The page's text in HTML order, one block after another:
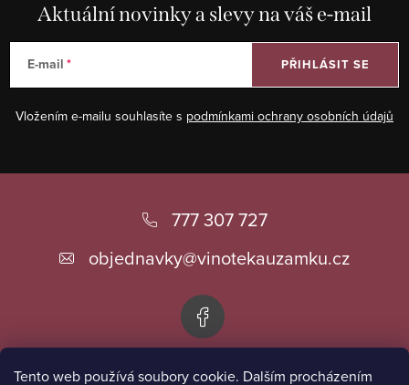
Tento web používá soubory cookie. Dalším procházením
Aktuální novinky a slevy na váš e-mail
E-mail
Vložením e-mailu souhlasíte s podmínkami ochrany osobních údajů
PŘIHLÁSIT SE
777 307 727
objednavky@vinotekauzamku.cz